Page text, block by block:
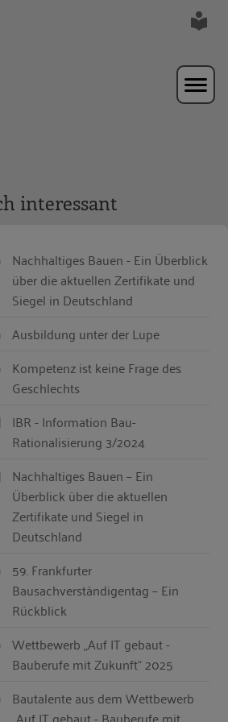
interessant
Nachhaltiges Bauen - Ein Überblick
über die aktuellen Zertifikate und
Siegel in Deutschland
Ausbildung unter der Lupe
Kompetenz ist keine Frage des
Geschlechts
IBR - Information Bau-
Rationalisierung 3/2024
Nachhaltiges Bauen – Ein
Überblick über die aktuellen
Zertifikate und Siegel in
Deutschland
59. Frankfurter
Bausachverständigentag – Ein
Rückblick
Wettbewerb „Auf IT gebaut -
Bauberufe mit Zukunft“ 2025
Bautalente aus dem Wettbewerb